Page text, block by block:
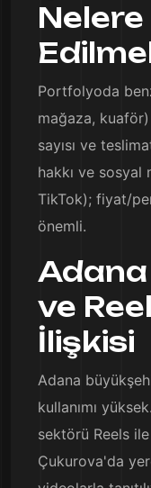
Portfolyoda
mağaza,
sayısı ve
hakkı ve sosyal
TikTok); fiyat/
önemli.
ve
İlişkisi
Adana
kullanımı
sektörü Reels
Çukurova'da